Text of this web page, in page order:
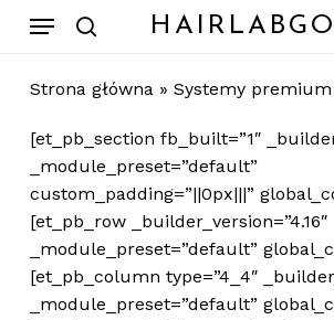
content
Menu
Strona główna» Systemy premium
[et_pb_section fb_built=”1″
_module_preset=”default”
custom_padding=”||0px|||”
[et_pb_row _builder_version=”4.16″
_module_preset=”default”
[et_pb_column type=”4_4″
_module_preset=”default”